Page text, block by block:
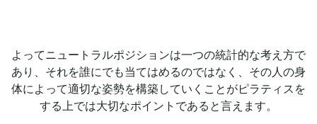
よってニュートラルポジションは一つの統計的な考え方で
あり、それを誰にでも当てはめるのではなく、その人の身
体によって適切な姿勢を構築していくことがピラティスを
する上では大切なポイントであると言えます。